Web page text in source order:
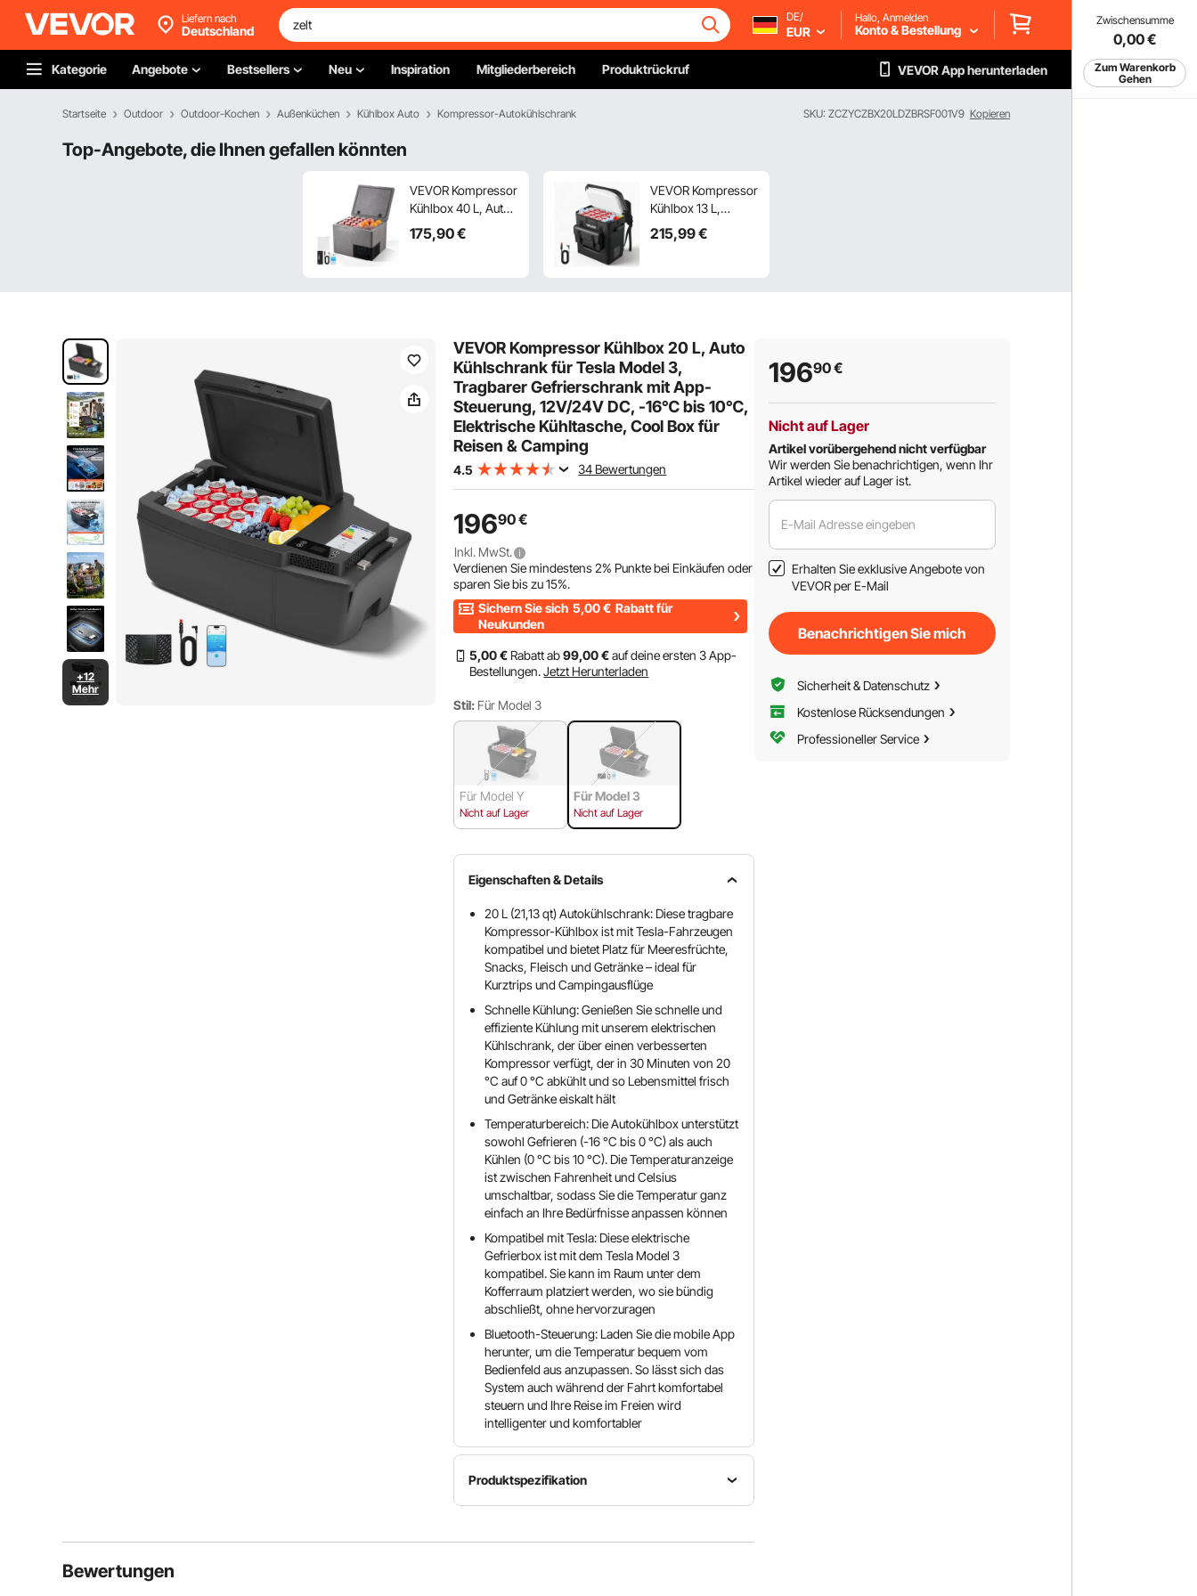
Zwischensumme
0,00€
Zum Warenkorb
Gehen
Liefern nach
Deutschland
DE/
EUR
Hallo, Anmelden
Konto & Bestellung
Kategorie Angebote Bestsellers Neu Inspiration Mitgliederbereich Produktrückruf VEVOR App herunterladen
Startseite Outdoor Outdoor-Kochen Außenküchen Kühlbox Auto Kompressor-Autokühlschrank SKU: ZCZYCZBX20LDZBRSF001V9 Kopieren
Top-Angebote, die Ihnen gefallen könnten
VEVOR Kompressor
Kühlbox 40 L, Auto
Kühlschrank aus
Ultraleichtem EPP,
RV, SUV, Boot,
Reisen & Camping
175,90€
VEVOR Kompressor
Kühlbox 13 L,
Elektrischer
Autokühlschrank,
Reisen, Auto, Lkw,
Wohnmobil, SUV
und Boot
215,99€
+12
Mehr
VEVOR Kompressor Kühlbox 20 L, Auto
Kühlschrank für Tesla Model 3,
Tragbarer Gefrierschrank mit App-
Steuerung, 12V/24V DC, -16℃ bis 10℃,
Elektrische Kühltasche, Cool Box für
Reisen & Camping
4.5 34 Bewertungen
19690€
Inkl. MwSt.
Verdienen Sie mindestens2% Punkte bei Einkäufen oder
sparen Sie bis zu15%.
Sichern Sie sich 5,00 € Rabatt für
Neukunden
5,00 € Rabatt ab99,00 €auf deine ersten 3 App-
Bestellungen. Jetzt Herunterladen
Stil: Für Model 3
Für Model Y
Nicht auf Lager
Für Model 3
Nicht auf Lager
Eigenschaften & Details
20 L (21,13 qt) Autokühlschrank: Diese tragbare
Kompressor-Kühlbox ist mit Tesla-Fahrzeugen
kompatibel und bietet Platz für Meeresfrüchte,
Snacks, Fleisch und Getränke – ideal für
Kurztrips und Campingausflüge
Schnelle Kühlung: Genießen Sie schnelle und
effiziente Kühlung mit unserem elektrischen
Kühlschrank, der über einen verbesserten
Kompressor verfügt, der in 30 Minuten von 20
°C auf 0 °C abkühlt und so Lebensmittel frisch
und Getränke eiskalt hält
Temperaturbereich: Die Autokühlbox unterstützt
sowohl Gefrieren (-16 °C bis 0 °C) als auch
Kühlen (0 °C bis 10 °C). Die Temperaturanzeige
ist zwischen Fahrenheit und Celsius
umschaltbar, sodass Sie die Temperatur ganz
einfach an Ihre Bedürfnisse anpassen können
Kompatibel mit Tesla: Diese elektrische
Gefrierbox ist mit dem Tesla Model 3
kompatibel. Sie kann im Raum unter dem
Kofferraum platziert werden, wo sie bündig
abschließt, ohne hervorzuragen
Bluetooth-Steuerung: Laden Sie die mobile App
herunter, um die Temperatur bequem vom
Bedienfeld aus anzupassen. So lässt sich das
System auch während der Fahrt komfortabel
steuern und Ihre Reise im Freien wird
intelligenter und komfortabler
Produktspezifikation
21,13 qt /
Bewertungen
19690€
Nicht auf Lager
Artikel vorübergehend nicht verfügbar
Wir werden Sie benachrichtigen, wenn Ihr
Artikel wieder auf Lager ist.
E-Mail Adresse eingeben
Erhalten Sie exklusive Angebote von
VEVOR per E-Mail
Benachrichtigen Sie mich
Sicherheit & Datenschutz
Kostenlose Rücksendungen
Professioneller Service